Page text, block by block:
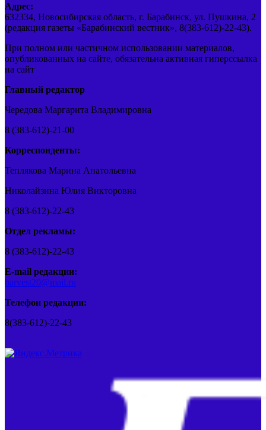
Адрес:
632334, Новосибирская область, г. Барабинск, ул. Пушкина, 2
(редакция газеты «Барабинский вестник», 8(383-612)-22-43).
При полном или частичном использовании материалов,
опубликованных на сайте, обязательна активная гиперссылка
на сайт
Главный редактор
Чередова Маргарита Владимировна
8 (383-612)-21-00
Корреспонденты:
Теплякова Марина Анатольевна
Николайзина Юлия Викторовна
8 (383-612)-22-43
Отдел рекламы:
8 (383-612)-22-43
E-mail редакции:
barvest20@mail.ru
Телефон редакции:
8(383-612)-22-43